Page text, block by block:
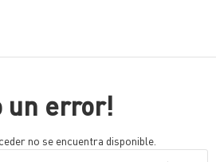
un error!
no se encuentra disponible.